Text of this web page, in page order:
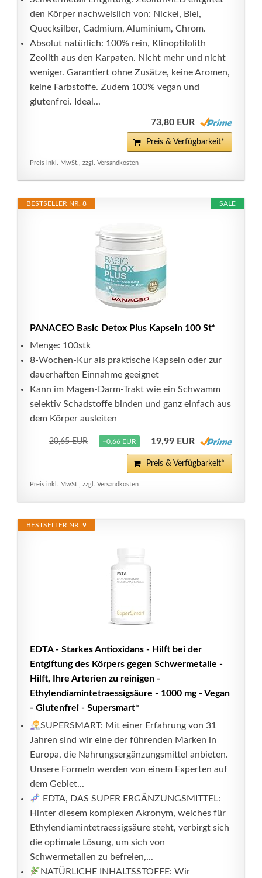
den Körper nachweislich von: Nickel, Blei,
Quecksilber, Cadmium, Aluminium, Chrom.
Absolut natürlich: 100% rein, Klinoptilolith
Zeolith aus den Karpaten. Nicht mehr und nicht
weniger. Garantiert ohne Zusätze, keine Aromen,
keine Farbstoffe. Zudem 100% vegan und
glutenfrei. Ideal...
73,80 EUR
Preis & Verfügbarkeit*
Preis inkl. MwSt., zzgl. Versandkosten
SALE
BESTSELLER NR. 8
PANACEO Basic Detox Plus Kapseln 100 St*
Menge: 100stk
8-Wochen-Kur als praktische Kapseln oder zur
dauerhaften Einnahme geeignet
Kann im Magen-Darm-Trakt wie ein Schwamm
selektiv Schadstoffe binden und ganz einfach aus
dem Körper ausleiten
20,65 EUR −0,66 EUR 19,99 EUR
Preis & Verfügbarkeit*
Preis inkl. MwSt., zzgl. Versandkosten
BESTSELLER NR. 9
EDTA - Starkes Antioxidans - Hilft bei der
Entgiftung des Körpers gegen Schwermetalle -
Hilft, Ihre Arterien zu reinigen -
Ethylendiamintetraessigsäure - 1000 mg - Vegan
- Glutenfrei - Supersmart*
SUPERSMART: Mit einer Erfahrung von 31
Jahren sind wir eine der führenden Marken in
Europa, die Nahrungsergänzungsmittel anbieten.
Unsere Formeln werden von einem Experten auf
dem Gebiet...
EDTA, DAS SUPER ERGÄNZUNGSMITTEL:
Hinter diesem komplexen Akronym, welches für
Ethylendiamintetraessigsäure steht, verbirgt sich
die optimale Lösung, um sich von
Schwermetallen zu befreien,...
NATÜRLICHE INHALTSSTOFFE: Wir